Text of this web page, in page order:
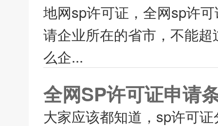
地网sp许可证，全网sp许
请企业所在的省市，不能
么企...
全网SP许可证申请
大家应该都知道，sp许可